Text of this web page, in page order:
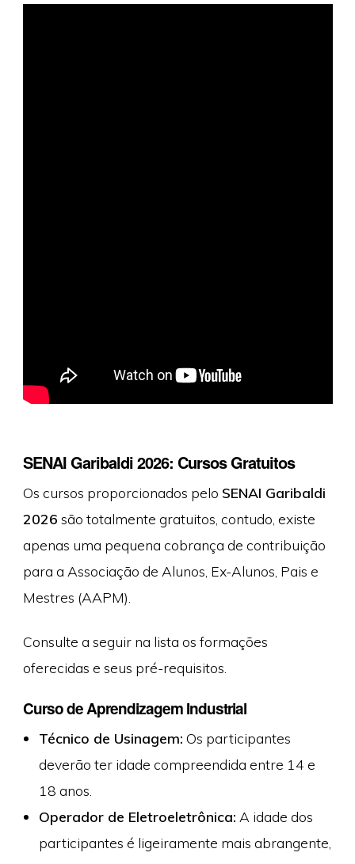
SENAI Garibaldi 2026: Cursos Gratuitos
Os cursos proporcionados pelo SENAI Garibaldi
2026 são totalmente gratuitos, contudo, existe
apenas uma pequena cobrança de contribuição
para a Associação de Alunos, Ex-Alunos, Pais e
Mestres (AAPM).
Consulte a seguir na lista os formações
oferecidas e seus pré-requisitos.
Curso de Aprendizagem Industrial
Técnico de Usinagem: Os participantes
deverão ter idade compreendida entre 14 e
18 anos.
Operador de Eletroeletrônica: A idade dos
participantes é ligeiramente mais abrangente,